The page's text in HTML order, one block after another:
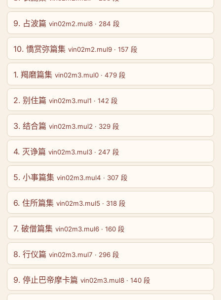
9. 占波篇 vin02m2.mul8 · 284 段
10. 憍赏弥篇集 vin02m2.mul9 · 157 段
1. 羯磨篇集 vin02m3.mul0 · 479 段
2. 别住篇 vin02m3.mul1 · 142 段
3. 结合篇 vin02m3.mul2 · 329 段
4. 灭诤篇 vin02m3.mul3 · 247 段
5. 小事篇集 vin02m3.mul4 · 307 段
6. 住所篇集 vin02m3.mul5 · 318 段
7. 破僧篇集 vin02m3.mul6 · 160 段
8. 行仪篇 vin02m3.mul7 · 296 段
9. 停止巴帝摩卡篇 vin02m3.mul8 · 140 段